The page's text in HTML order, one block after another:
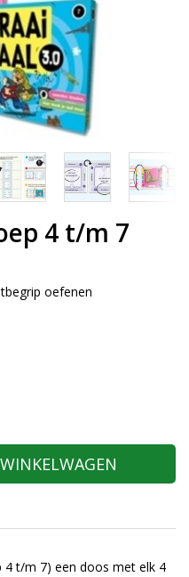
4 t/m 7
oefenen
4 t/m 7) een doos met elk 4